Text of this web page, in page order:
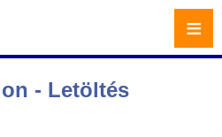
- Letöltés
≡